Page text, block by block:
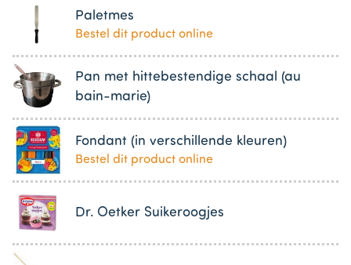
Paletmes
Bestel dit product online
Pan met hittebestendige schaal (au
bain-marie)
Fondant (in verschillende kleuren)
Bestel dit product online
Dr. Oetker Suikeroogjes